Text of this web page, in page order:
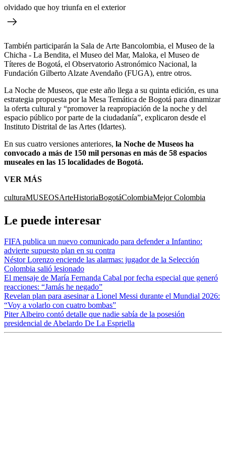
olvidado que hoy triunfa en el exterior
También participarán la Sala de Arte Bancolombia, el Museo de la
Chicha - La Bendita, el Museo del Mar, Maloka, el Museo de
Títeres de Bogotá, el Observatorio Astronómico Nacional, la
Fundación Gilberto Alzate Avendaño (FUGA), entre otros.
La Noche de Museos, que este año llega a su quinta edición, es una
estrategia propuesta por la Mesa Temática de Bogotá para dinamizar
la oferta cultural y “promover la reapropiación de la noche y del
espacio público por parte de la ciudadanía”, explicaron desde el
Instituto Distrital de las Artes (Idartes).
En sus cuatro versiones anteriores, la Noche de Museos ha
convocado a más de 150 mil personas en más de 58 espacios
museales en las 15 localidades de Bogotá.
VER MÁS
culturaMUSEOSArteHistoriaBogotáColombiaMejor Colombia
Le puede interesar
FIFA publica un nuevo comunicado para defender a Infantino:
advierte supuesto plan en su contra
Néstor Lorenzo enciende las alarmas: jugador de la Selección
Colombia salió lesionado
El mensaje de María Fernanda Cabal por fecha especial que generó
reacciones: “Jamás he negado”
Revelan plan para asesinar a Lionel Messi durante el Mundial 2026:
“Voy a volarlo con cuatro bombas”
Piter Albeiro contó detalle que nadie sabía de la posesión
presidencial de Abelardo De La Espriella